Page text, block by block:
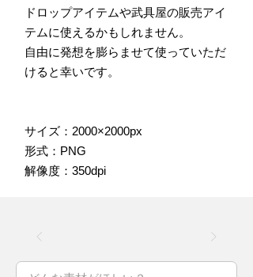
ドロップアイテムや武具屋の販売アイ
テムに使えるかもしれません。
自由に発想を膨らませて使っていただ
けると幸いです。
サイズ：2000×2000px
形式：PNG
解像度：350dpi